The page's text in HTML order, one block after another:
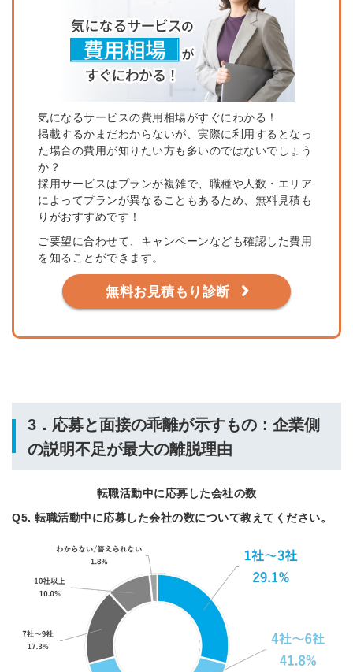
気になるサービスの費用相場がすぐにわかる！
掲載するかまだわからないが、実際に利用するとなっ
た場合の費用が知りたい方も多いのではないでしょう
か？
採用サービスはプランが複雑で、職種や人数・エリア
によってプランが異なることもあるため、無料見積も
りがおすすめです！
ご要望に合わせて、キャンペーンなども確認した費用
を知ることができます。
無料お見積もり診断
3．応募と面接の乖離が示すもの：企業側
の説明不足が最大の離脱理由
転職活動中に応募した会社の数
Q5. 転職活動中に応募した会社の数について教えてください。